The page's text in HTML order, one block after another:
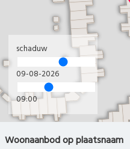
schaduw
09-08-2026
09:00
Woonaanbod op plaatsnaam